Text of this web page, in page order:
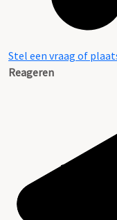
Stel een vraag of
Reageren